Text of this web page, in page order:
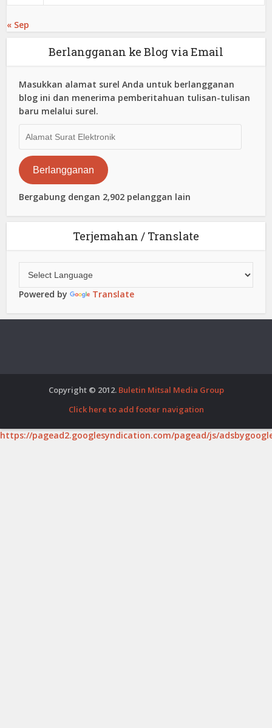
« Sep
Berlangganan ke Blog via Email
Masukkan alamat surel Anda untuk berlangganan
blog ini dan menerima pemberitahuan tulisan-tulisan
baru melalui surel.
Surat
Elektronik
Berlangganan
Bergabung dengan 2,902 pelanggan lain
Terjemahan / Translate
Powered by Translate
Copyright © 2012. Buletin Mitsal Media Group
Click here to add footer navigation
https://pagead2.googlesyndication.com/pagead/js/